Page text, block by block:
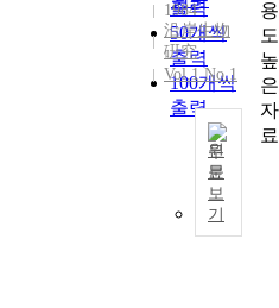
출력
50개씩
출력
100개씩
출력
1984
沿岸生物
硏究
Vol.1 No.1
원
문
보
기
용
도
높
은
자
료